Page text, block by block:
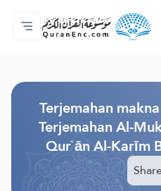
Beranda
Daftar isi terjemahan
Audio
Layanan
Tentang proyek ini
Hubungi kami
Bahasa
Terjemahan
Terjemahan Al-
Qur`ān Al-Karīm
Share